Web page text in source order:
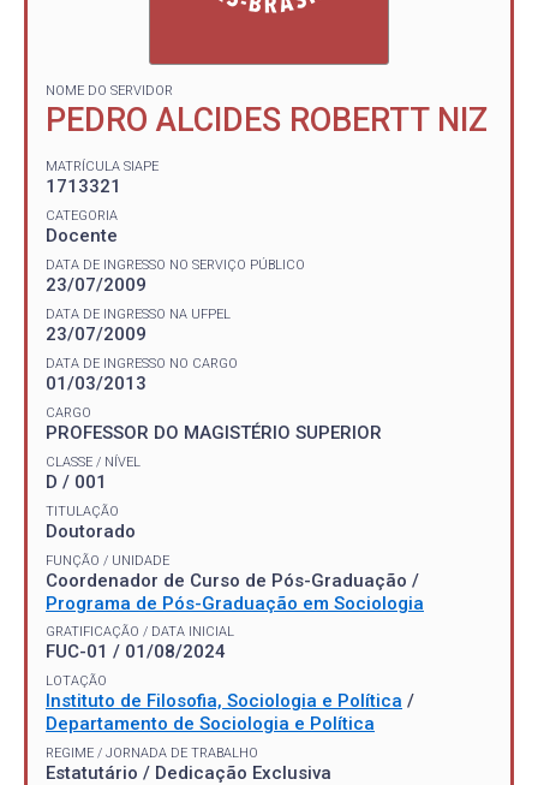
NOME DO SERVIDOR
PEDRO ALCIDES ROBERTT NIZ
MATRÍCULA SIAPE
1713321
CATEGORIA
Docente
DATA DE INGRESSO NO SERVIÇO PÚBLICO
23/07/2009
DATA DE INGRESSO NA UFPEL
23/07/2009
DATA DE INGRESSO NO CARGO
01/03/2013
CARGO
PROFESSOR DO MAGISTÉRIO SUPERIOR
CLASSE / NÍVEL
D / 001
TITULAÇÃO
Doutorado
FUNÇÃO / UNIDADE
Coordenador de Curso de Pós-Graduação /
Programa de Pós-Graduação em Sociologia
GRATIFICAÇÃO / DATA INICIAL
FUC-01 / 01/08/2024
LOTAÇÃO
Instituto de Filosofia, Sociologia e Política /
Departamento de Sociologia e Política
REGIME / JORNADA DE TRABALHO
Estatutário / Dedicação Exclusiva